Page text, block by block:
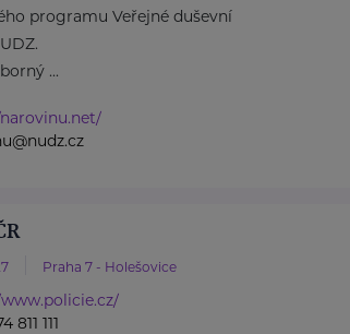
programu Veřejné duševní
...
Praha 7 - Holešovice
811 111